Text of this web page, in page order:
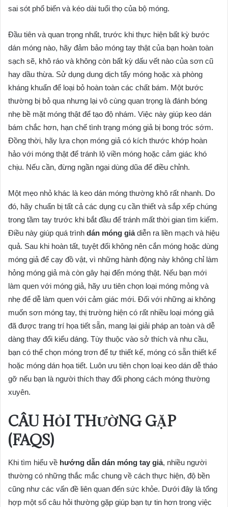
sai sót phổ biến và kéo dài tuổi thọ của bộ móng.
Đầu tiên và quan trọng nhất, trước khi thực hiện bất kỳ bước
dán móng nào, hãy đảm bảo móng tay thật của bạn hoàn toàn
sạch sẽ, khô ráo và không còn bất kỳ dấu vết nào của sơn cũ
hay dầu thừa. Sử dụng dung dịch tẩy móng hoặc xà phòng
kháng khuẩn để loại bỏ hoàn toàn các chất bám. Một bước
thường bị bỏ qua nhưng lại vô cùng quan trọng là đánh bóng
nhẹ bề mặt móng thật để tạo độ nhám. Việc này giúp keo dán
bám chắc hơn, hạn chế tình trạng móng giả bị bong tróc sớm.
Đồng thời, hãy lựa chọn móng giả có kích thước khớp hoàn
hảo với móng thật để tránh lộ viền móng hoặc cảm giác khó
chịu. Nếu cần, đừng ngần ngại dùng dũa để điều chỉnh.
Một mẹo nhỏ khác là keo dán móng thường khô rất nhanh. Do
đó, hãy chuẩn bị tất cả các dụng cụ cần thiết và sắp xếp chúng
trong tầm tay trước khi bắt đầu để tránh mất thời gian tìm kiếm.
Điều này giúp quá trình dán móng giảdiễn ra liền mạch và hiệu
quả. Sau khi hoàn tất, tuyệt đối không nên cắn móng hoặc dùng
móng giả để cạy đồ vật, vì những hành động này không chỉ làm
hỏng móng giả mà còn gây hại đến móng thật. Nếu bạn mới
làm quen với móng giả, hãy ưu tiên chọn loại móng mỏng và
nhẹ để dễ làm quen với cảm giác mới. Đối với những ai không
muốn sơn móng tay, thị trường hiện có rất nhiều loại móng giả
đã được trang trí họa tiết sẵn, mang lại giải pháp an toàn và dễ
dàng thay đổi kiểu dáng. Tùy thuộc vào sở thích và nhu cầu,
bạn có thể chọn móng trơn để tự thiết kế, móng có sẵn thiết kế
hoặc móng dán họa tiết. Luôn ưu tiên chọn loại keo dán dễ tháo
gỡ nếu bạn là người thích thay đổi phong cách móng thường
xuyên.
CÂU HỎI THƯỜNG GẶP
(FAQS)
Khi tìm hiểu về hướng dẫn dán móng tay giả, nhiều người
thường có những thắc mắc chung về cách thực hiện, độ bền
cũng như các vấn đề liên quan đến sức khỏe. Dưới đây là tổng
hợp một số câu hỏi thường gặp giúp bạn tự tin hơn trong việc